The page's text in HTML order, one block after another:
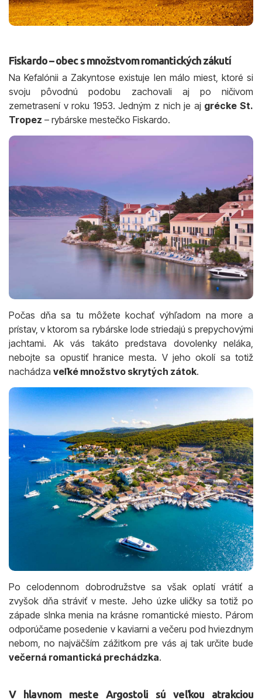
Fiskardo – obec s množstvom romantických zákutí
Na Kefalónii a Zakyntose existuje len málo miest, ktoré si
svoju pôvodnú podobu zachovali aj po ničivom
zemetrasení v roku 1953. Jedným z nich je aj grécke St.
Tropez – rybárske mestečko Fiskardo.
Počas dňa sa tu môžete kochať výhľadom na more a
prístav, v ktorom sa rybárske lode striedajú s prepychovými
jachtami. Ak vás takáto predstava dovolenky neláka,
nebojte sa opustiť hranice mesta. V jeho okolí sa totiž
nachádza veľké množstvo skrytých zátok.
Po celodennom dobrodružstve sa však oplatí vrátiť a
zvyšok dňa stráviť v meste. Jeho úzke uličky sa totiž po
západe slnka menia na krásne romantické miesto. Párom
odporúčame posedenie v kaviarni a večeru pod hviezdnym
nebom, no najväčším zážitkom pre vás aj tak určite bude
večerná romantická prechádzka.
V hlavnom meste Argostoli sú veľkou atrakciou